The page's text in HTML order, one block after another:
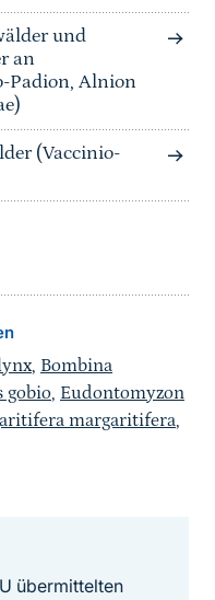
und
an
Padion, Alnion
(Vaccinio-
, Bombina
gobio, Eudontomyzon
margaritifera,
übermittelten